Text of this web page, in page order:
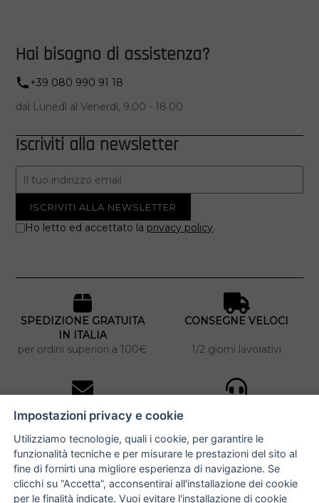
Hai bisogno di assistenza?
+39 080 990 91 18
dal Lunedì al Venerdì, 9.00 - 18.00
Iscriviti alla newsletter
Ho letto ed accettato la privacy policy.
SPEDIZIONE GRATUITA
IN ITALIA
per ordini superiori a 100€
CONSEGNE VELOCI
1/2 giorni lavorativi
iscriviti alla newsletter
per tutti gli ordini
NUCCIA COSTANTINO
Impostazioni privacy e cookie
Utilizziamo tecnologie, quali i cookie, per garantire le
funzionalità tecniche e per misurare le prestazioni del sito al
fine di fornirti una migliore esperienza di navigazione. Se
clicchi su “Accetta”, acconsentirai all'installazione dei cookie
per le finalità indicate. Vuoi evitare l'installazione di cookie